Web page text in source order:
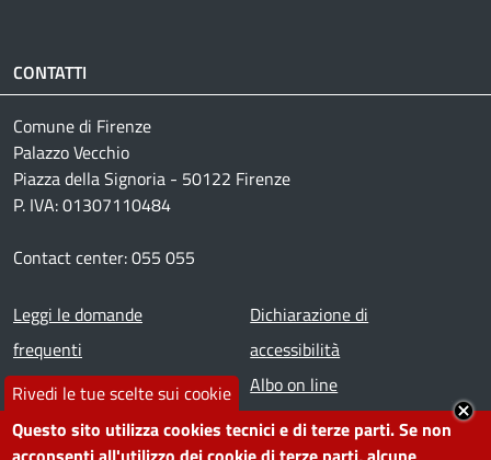
Rivedi le tue scelte sui cookie
Questo sito utilizza cookies tecnici e di terze parti. Se non
CONTATTI
Comune di Firenze
Palazzo Vecchio
Piazza della Signoria - 50122 Firenze
P. IVA: 01307110484
Contact center: 055 055
Footer menu
Leggi le domande
frequenti
Prenota appuntamento
Segnala disservizio
Amministrazione
Dichiarazione di
accessibilità
Albo on line
Redazione web
Piano di miglioramento dei